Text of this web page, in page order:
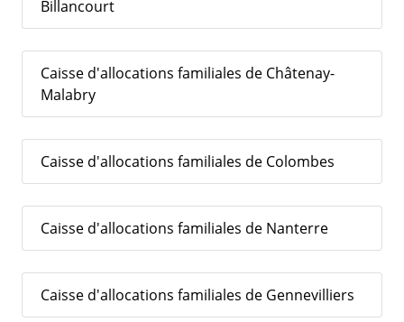
Billancourt
Caisse d'allocations familiales de Châtenay-
Malabry
Caisse d'allocations familiales de Colombes
Caisse d'allocations familiales de Nanterre
Caisse d'allocations familiales de Gennevilliers